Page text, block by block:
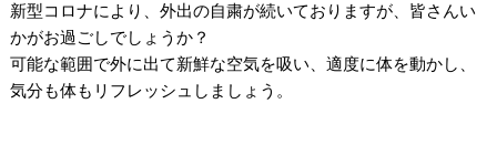
新型コロナにより、外出の自粛が続いておりますが、皆さんい
かがお過ごしでしょうか？
可能な範囲で外に出て新鮮な空気を吸い、適度に体を動かし、
気分も体もリフレッシュしましょう。